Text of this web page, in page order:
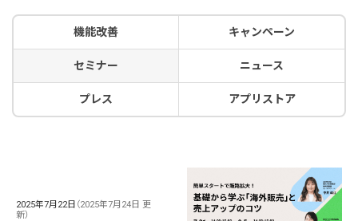
機能改善 キャンペーン
セミナー ニュース
プレス アプリストア
2025年7月22日 （2025年7月24日 更
新）